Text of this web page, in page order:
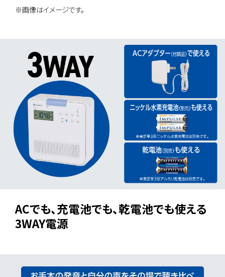
※画像はイメージです。
ACでも、充電池でも、乾電池でも使える
3WAY電源